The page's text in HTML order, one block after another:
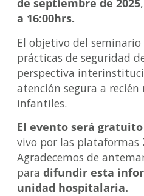
de septiembre de 2025
a 16:00hrs.
El objetivo del seminario
prácticas de seguridad
perspectiva
atención segura a recién
infantiles.
El evento será gratuito
vivo por las plataformas
Agradecemos de
para difundir esta
unidad hospitalaria.